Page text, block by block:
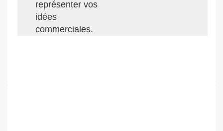
représenter vos
idées
commerciales.